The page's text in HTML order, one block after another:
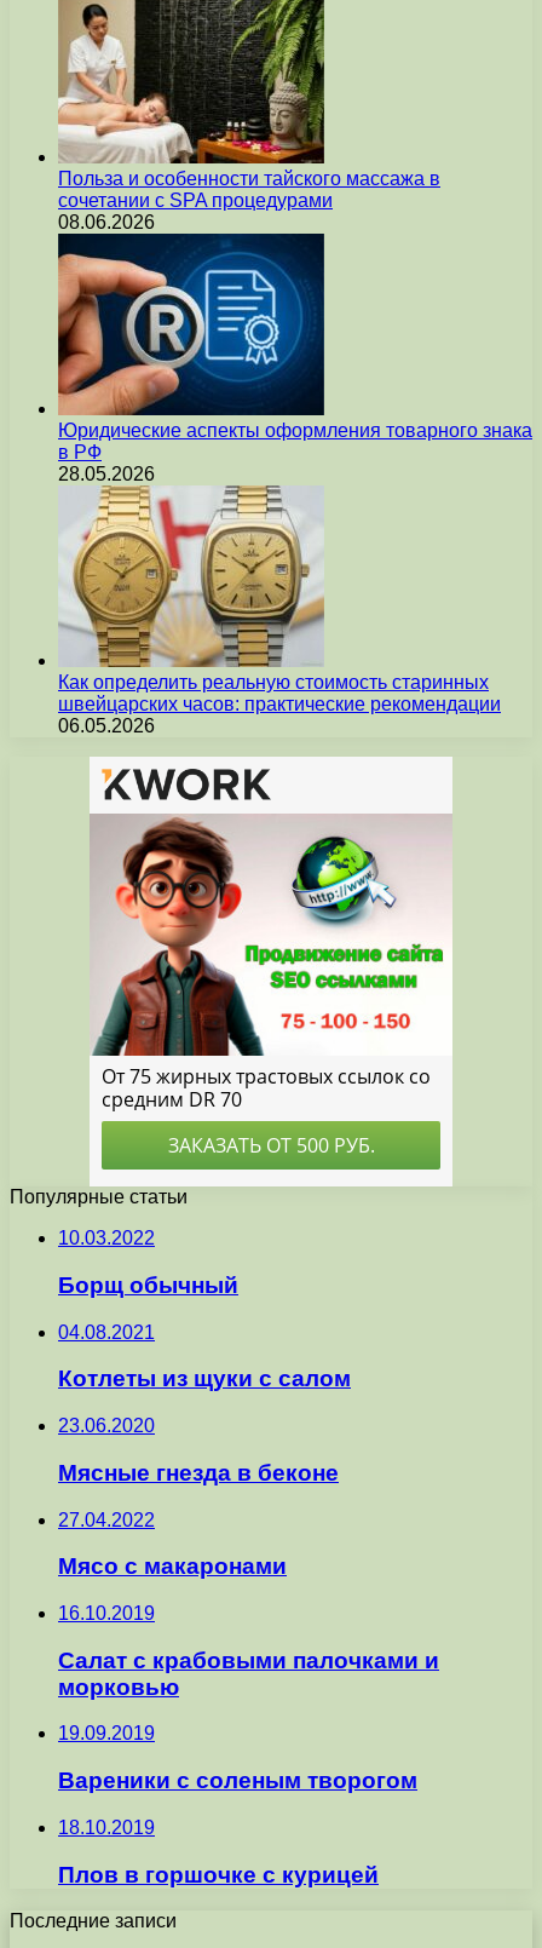
Польза и особенности тайского массажа в
сочетании с SPA процедурами
08.06.2026
Юридические аспекты оформления товарного знака
в РФ
28.05.2026
Как определить реальную стоимость старинных
швейцарских часов: практические рекомендации
06.05.2026
Популярные статьи
10.03.2022
Борщ обычный
04.08.2021
Котлеты из щуки с салом
23.06.2020
Мясные гнезда в беконе
27.04.2022
Мясо с макаронами
16.10.2019
Салат с крабовыми палочками и
морковью
19.09.2019
Вареники с соленым творогом
18.10.2019
Плов в горшочке с курицей
Последние записи